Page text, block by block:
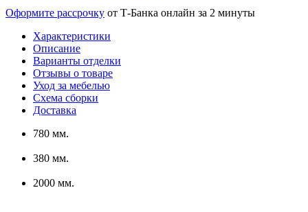
Оформите рассрочку от Т-Банка онлайн за 2 минуты
Характеристики
Описание
Варианты отделки
Отзывы о товаре
Уход за мебелью
Схема сборки
Доставка
780 мм.
380 мм.
2000 мм.